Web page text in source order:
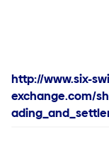
http://www.six-
exchange.com/